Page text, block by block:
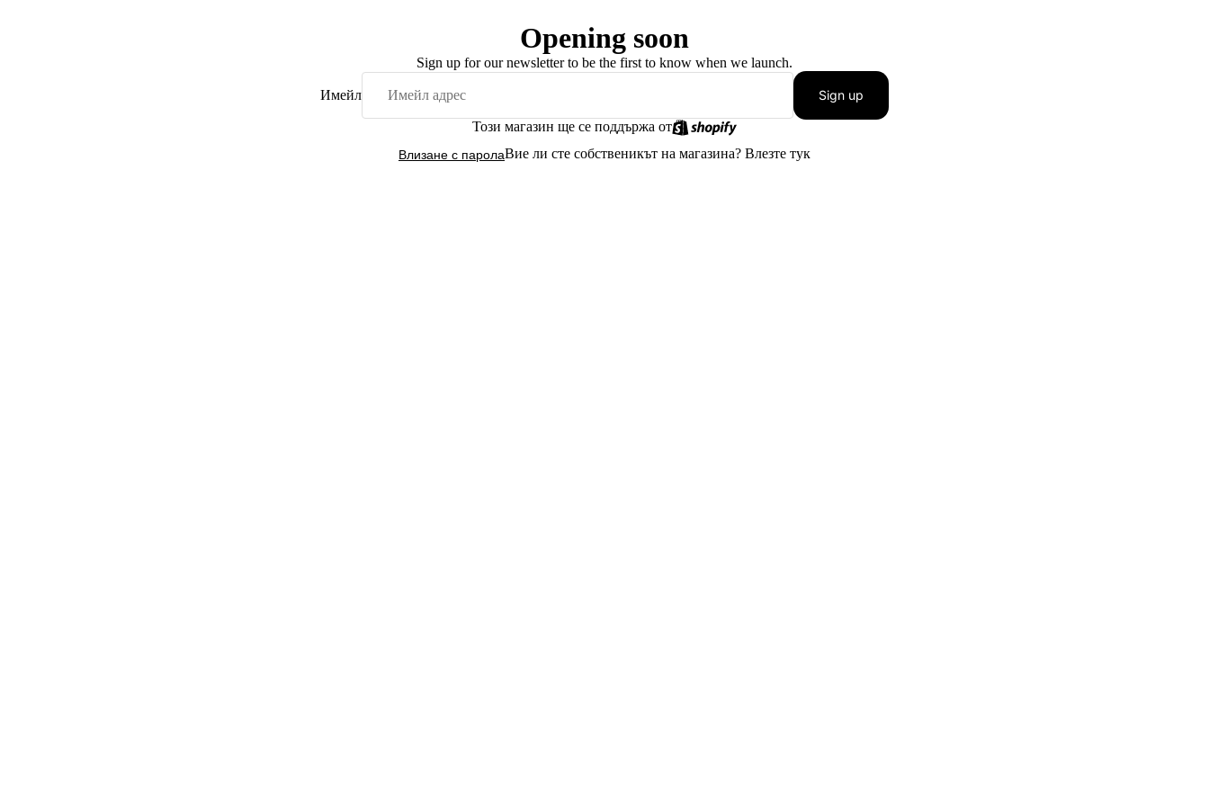
Opening soon
Sign up for our newsletter to be the first to know when we launch.
Имейл Sign up
Този магазин ще се поддържа от
Влизане с паролаВие ли сте собственикът на магазина? Влезте тук